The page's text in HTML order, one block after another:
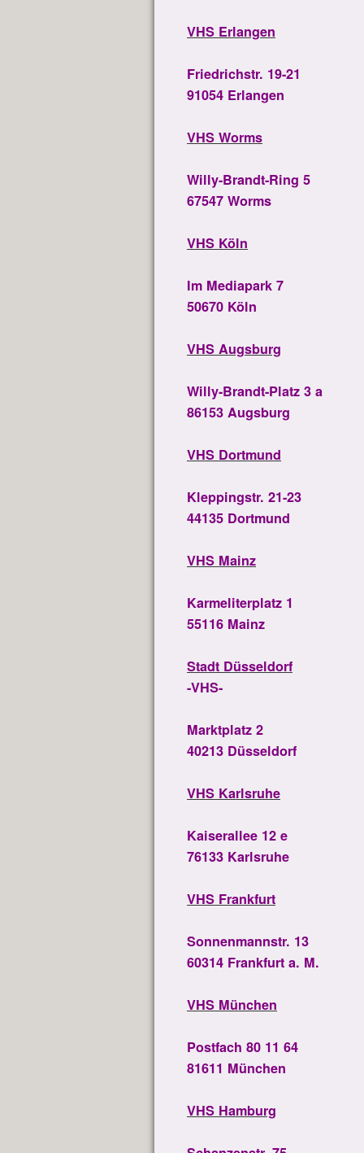
VHS Erlangen
Friedrichstr. 19-21
91054 Erlangen
VHS Worms
Willy-Brandt-Ring 5
67547 Worms
VHS Köln
Im Mediapark 7
50670 Köln
VHS Augsburg
Willy-Brandt-Platz 3 a
86153 Augsburg
VHS Dortmund
Kleppingstr. 21-23
44135 Dortmund
VHS Mainz
Karmeliterplatz 1
55116 Mainz
Stadt Düsseldorf
-VHS-
Marktplatz 2
40213 Düsseldorf
VHS Karlsruhe
Kaiserallee 12 e
76133 Karlsruhe
VHS Frankfurt
Sonnenmannstr. 13
60314 Frankfurt a. M.
VHS München
Postfach 80 11 64
81611 München
VHS Hamburg